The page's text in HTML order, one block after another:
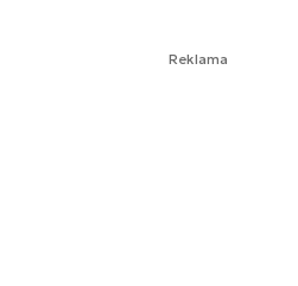
Reklama